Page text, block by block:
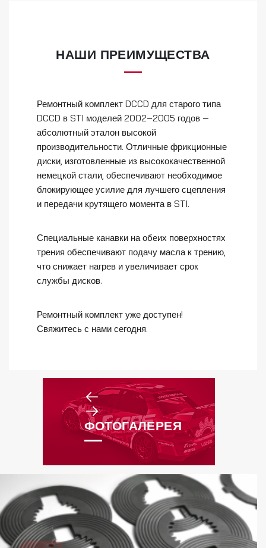
НАШИ ПРЕИМУЩЕСТВА
Ремонтный комплект DCCD для старого типа
DCCD в STI моделей 2002–2005 годов —
абсолютный эталон высокой
производительности. Отличные фрикционные
диски, изготовленные из высококачественной
немецкой стали, обеспечивают необходимое
блокирующее усилие для лучшего сцепления
и передачи крутящего момента в STI.
Специальные канавки на обеих поверхностях
трения обеспечивают подачу масла к трению,
что снижает нагрев и увеличивает срок
службы дисков.
Ремонтный комплект уже доступен!
Свяжитесь с нами сегодня.
ФОТОГАЛЕРЕЯ